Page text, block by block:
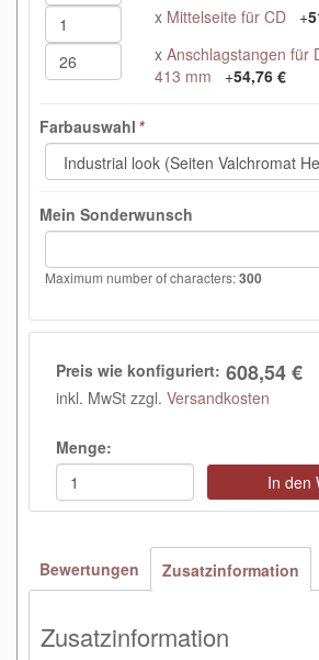
x Mittelseite für CD +
xAnschlagstangen für
413 mm
+54,76 €
Farbauswahl *
Mein Sonderwunsch
Maximum number of characters:300
Preis wie konfiguriert: 608,54 €
inkl. MwSt zzgl. Versandkosten
Menge:
In den
Bewertungen Zusatzinformation
Zusatzinformation